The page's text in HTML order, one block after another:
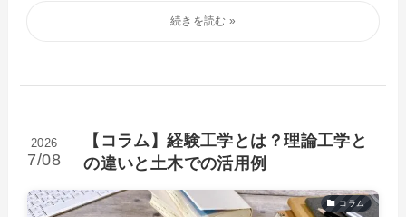
【コラム】経験工学とは？理論工学と
の違いと土木での活用例
2026
7/08
コラム